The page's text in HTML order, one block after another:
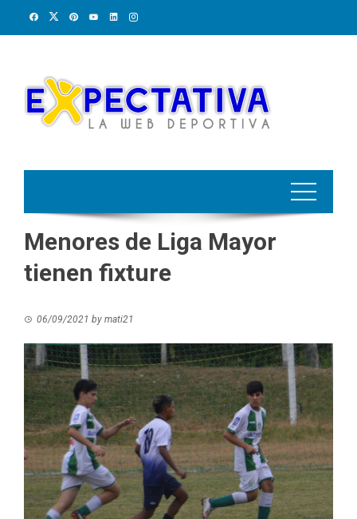
Menores de Liga Mayor
tienen fixture
06/09/2021 by mati21